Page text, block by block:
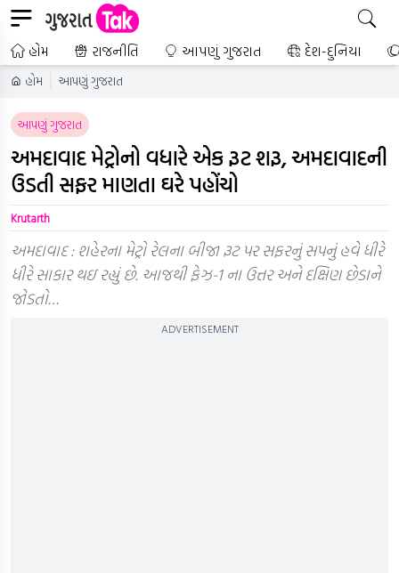
હોમ રાજનીતિ આપણું ગુજરાત દેશ-દુનિયા
હોમ આપણું ગુજરાત
આપણું ગુજરાત
અમદાવાદ મેટ્રોનો વધારે એક રૂટ શરૂ, અમદાવાદની
ઉડતી સફર માણતા ઘરે પહોંચો
Krutarth
અમદાવાદ : શહેરના મેટ્રો રેલના બીજા રૂટ પર સફરનું સપનું હવે ધીરે
ધીરે સાકાર થઇ રહ્યું છે. આજથી ફેઝ-1 ના ઉત્તર અને દક્ષિણ છેડાને
જોડતો…
ADVERTISEMENT